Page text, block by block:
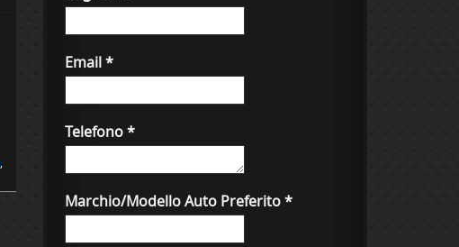
,
Email*
Telefono*
Marchio/Modello Auto Preferito*